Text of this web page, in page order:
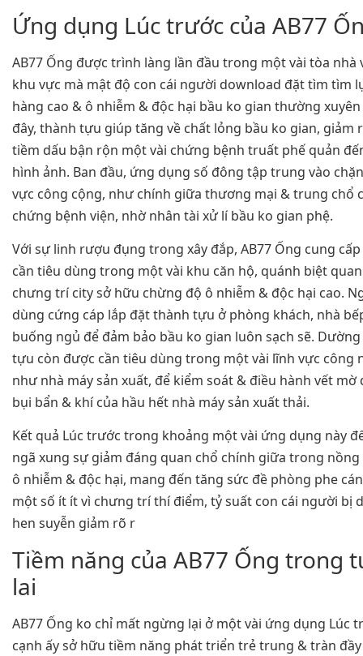
Ứng dụng Lúc trước của AB77
AB77 Ống được trình làng lần đầu trong một vài tòa nhà
khu vực mà mật độ con cái người download đặt tìm tìm
hàng cao & ô nhiễm & độc hại bầu ko gian thường xuyên
đây, thành tựu giúp tăng về chất lỏng bầu ko gian, giảm
tiềm dấu bận rộn một vài chứng bệnh truất phế quản
hình ảnh. Ban đầu, ứng dụng số đông tập trung vào
vực công cộng, như chính giữa thương mại & trung chổ
chứng bệnh viện, nhờ nhân tài xử lí bầu ko gian phệ.
Với sự linh rượu đụng trong xây đắp, AB77 Ống cung
cần tiêu dùng trong một vài khu căn hộ, quánh biệt
chưng trí city sở hữu chừng độ ô nhiễm & độc hại cao.
dùng cứng cáp lắp đặt thành tựu ở phòng khách, nhà
buống ngủ để đảm bảo bầu ko gian luôn sạch sẽ.
tựu còn được cần tiêu dùng trong một vài lĩnh vực công
như nhà máy sản xuất, để kiểm soát & điều hành vết mờ
bụi bẩn & khí của hầu hết nhà máy sản xuất thải.
Kết quả Lúc trước trong khoảng một vài ứng dụng này
ngã xung sự giảm đáng quan chổ chính giữa trong
ô nhiễm & độc hại, mang đến tăng sức đề phòng phe
một số ít ít vì chưng trí thí điểm, tỷ suất con cái người bị
hen suyễn giảm rõ r
Tiềm năng của AB77 Ống trong
lai
AB77 Ống ko chỉ mất ngừng lại ở một vài ứng dụng Lúc
cạnh ấy sở hữu tiềm năng phát triển trẻ trung & tràn